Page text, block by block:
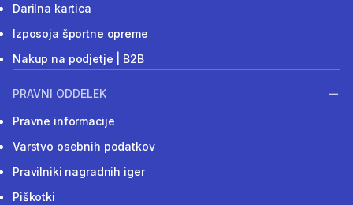
Darilna kartica
Izposoja športne opreme
Nakup na podjetje | B2B
PRAVNI ODDELEK
Pravne informacije
Varstvo osebnih podatkov
Pravilniki nagradnih iger
Piškotki